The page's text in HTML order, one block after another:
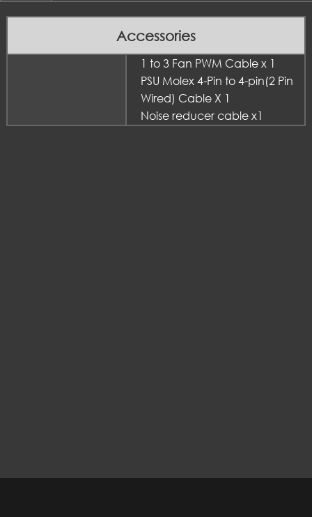
Accessories
1 to 3 Fan PWM Cable x 1
PSU Molex 4-Pin to 4-pin(2 Pin
Wired) Cable X 1
Noise reducer cable x1